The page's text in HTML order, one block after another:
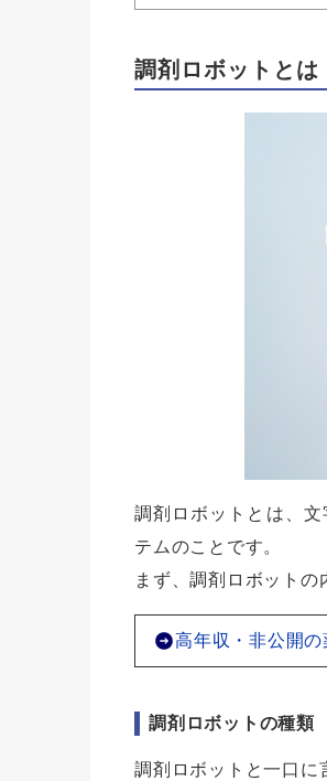
調剤ロボットとは
調剤ロボットとは、
テムのことです。
まず、調剤ロボットの
高年収・非公開
調剤ロボットの種類
調剤ロボットと一口に